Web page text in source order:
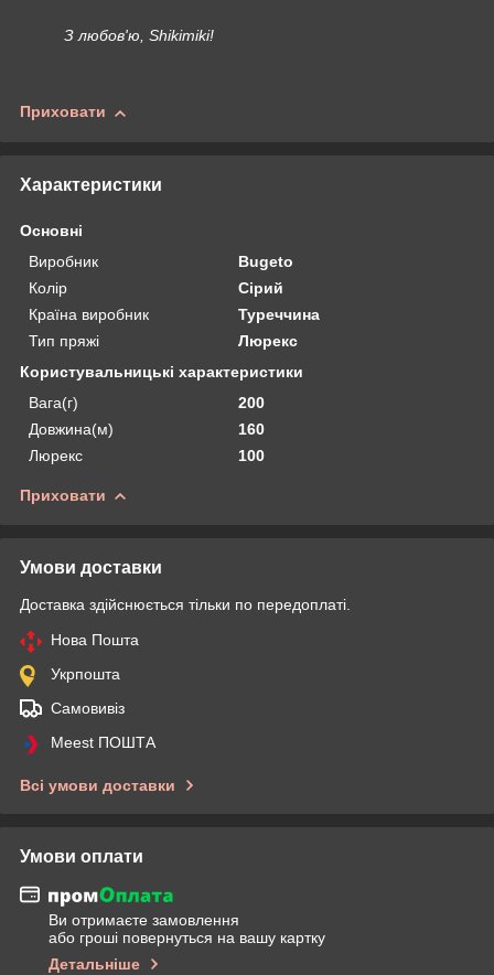
З любов'ю, Shikimiki!
Приховати
Характеристики
Основні
Виробник
Bugeto
Колір
Сірий
Країна виробник
Туреччина
Тип пряжі
Люрекс
Користувальницькі характеристики
Вага(г)
200
Довжина(м)
160
Люрекс
100
Приховати
Умови доставки
Доставка здійснюється тільки по передоплаті.
Нова Пошта
Укрпошта
Самовивіз
Meest ПОШТА
Всі умови доставки
Умови оплати
Ви отримаєте замовлення
або гроші повернуться на вашу картку
Детальніше